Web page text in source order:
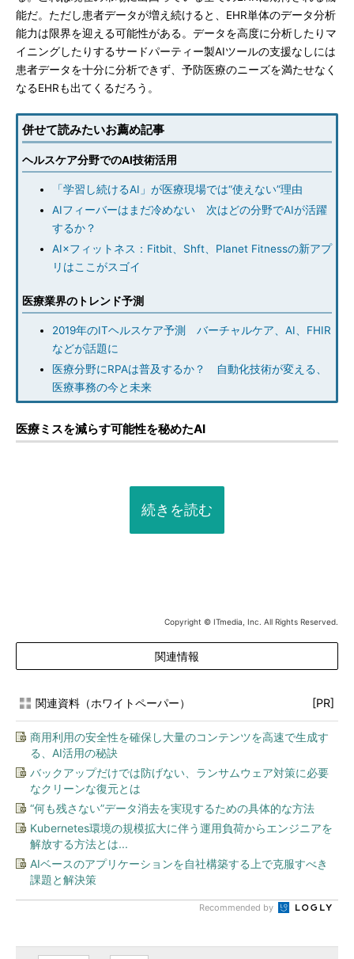
能だ。ただし患者データが増え続けると、EHR単体のデータ分析
能力は限界を迎える可能性がある。データを高度に分析したりマ
イニングしたりするサードパーティー製AIツールの支援なしには
患者データを十分に分析できず、予防医療のニーズを満たせなく
なるEHRも出てくるだろう。
併せて読みたいお薦め記事
ヘルスケア分野でのAI技術活用
「学習し続けるAI」が医療現場では“使えない”理由
AIフィーバーはまだ冷めない 次はどの分野でAIが活躍
するか？
AI×フィットネス：Fitbit、Shft、Planet Fitnessの新アプ
リはここがスゴイ
医療業界のトレンド予測
2019年のITヘルスケア予測 バーチャルケア、AI、FHIR
などが話題に
医療分野にRPAは普及するか？ 自動化技術が変える、
医療事務の今と未来
医療ミスを減らす可能性を秘めたAI
続きを読む
Copyright © ITmedia, Inc. All Rights Reserved.
関連情報
関連資料（ホワイトペーパー） [PR]
商用利用の安全性を確保し大量のコンテンツを高速で生成す
る、AI活用の秘訣
バックアップだけでは防げない、ランサムウェア対策に必要
なクリーンな復元とは
“何も残さない”データ消去を実現するための具体的な方法
Kubernetes環境の規模拡大に伴う運用負荷からエンジニアを
解放する方法とは...
AIベースのアプリケーションを自社構築する上で克服すべき
課題と解決策
Recommended by